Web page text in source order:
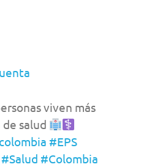
viven más
salud
#EPS
#Salud #Colombia